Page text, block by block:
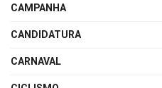
CAMPANHA
CANDIDATURA
CARNAVAL